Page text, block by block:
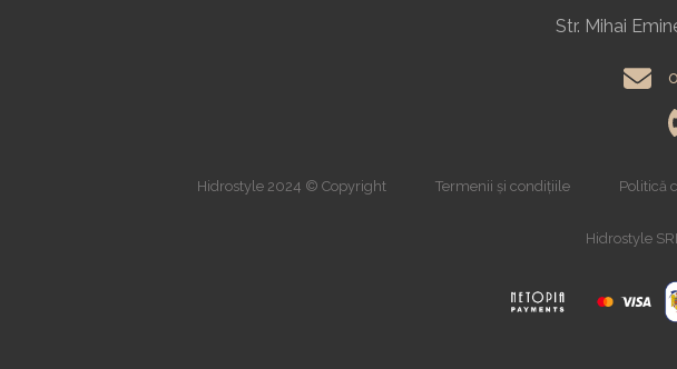
Str. Mihai
Hidrostyle 2024 © Copyright Termenii și condițiile Politică
Hidrostyle